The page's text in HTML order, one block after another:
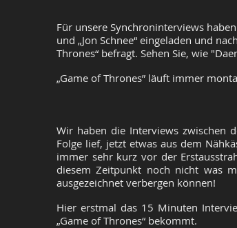
Für unsere Synchroninterviews
und „Jon Schnee“ eingeladen und
Thrones“ befragt. Sehen Sie, wie
„Game of Thrones” läuft immer
Wir haben die Interviews zwischen
Folge lief, jetzt etwas aus dem
immer sehr kurz vor der
diesem Zeitpunkt noch nicht was
ausgezeichnet verbergen können!
Hier erstmal das 15 Minuten
„Game of Thrones“ bekommt.